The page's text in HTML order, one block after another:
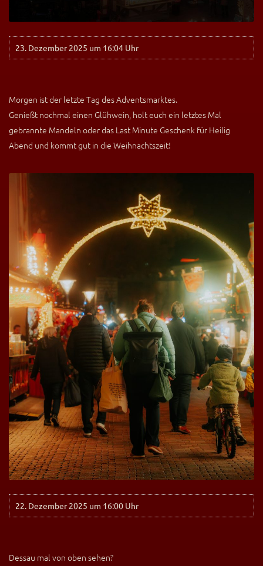
23. Dezember 2025 um 16:04 Uhr
Morgen ist der letzte Tag des Adventsmarktes.
Genießt nochmal einen Glühwein, holt euch ein letztes Mal
gebrannte Mandeln oder das Last Minute Geschenk für Heilig
Abend und kommt gut in die Weihnachtszeit!
22. Dezember 2025 um 16:00 Uhr
Dessau mal von oben sehen?